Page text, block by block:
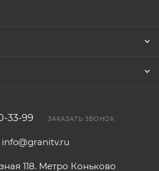
33-99 ЗАКАЗАТЬ ЗВОНОК
info@granitv.ru
118. Метро Коньково